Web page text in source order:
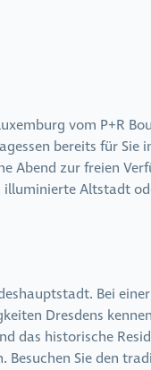
vom P+R
bereits für Sie
Abend zur freien
Altstadt
Bei
Dresdens
das historische
Besuchen Sie den